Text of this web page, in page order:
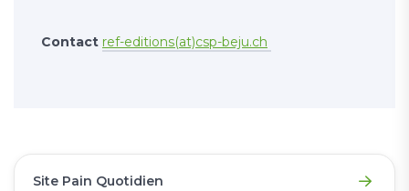
Contact ref-editions(at)csp-beju.ch
Site Pain Quotidien